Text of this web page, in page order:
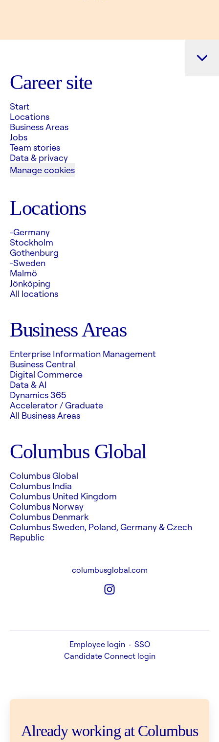
Career site
Start
Locations
Business Areas
Jobs
Team stories
Data & privacy
Manage cookies
Locations
-Germany
Stockholm
Gothenburg
-Sweden
Malmö
Jönköping
All locations
Business Areas
Enterprise Information Management
Business Central
Digital Commerce
Data & AI
Dynamics 365
Accelerator / Graduate
All Business Areas
Columbus Global
Columbus Global
Columbus India
Columbus United Kingdom
Columbus Norway
Columbus Denmark
Columbus Sweden, Poland, Germany & Czech
Republic
columbusglobal.com
Employee login · SSO
Candidate Connect login
Already working at Columbus